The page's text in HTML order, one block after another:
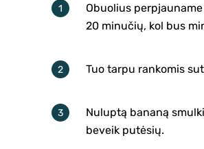
Obuolius
20 minučių, kol bus
Tuo tarpu rankomis
Nuluptą bananą
beveik putėsių.